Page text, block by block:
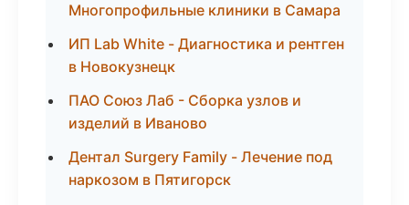
Многопрофильные клиники в Самара
ИП Lab White - Диагностика и рентген
в Новокузнецк
ПАО Союз Лаб - Сборка узлов и
изделий в Иваново
Дентал Surgery Family - Лечение под
наркозом в Пятигорск